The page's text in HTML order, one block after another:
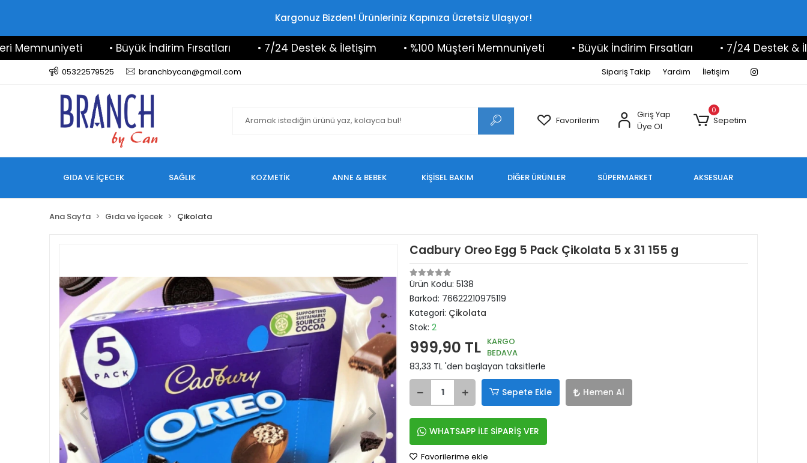
Kargonuz Bizden! Ürünleriniz Kapınıza Ücretsiz Ulaşıyor!
• Büyük İndirim Fırsatları • 7/24 Destek & İletişim • %100 Müşteri Memnuniyeti • Büyük İndirim Fırsatları • 7/24 Destek & İletişim
05322579525 branchbycan@gmail.com Sipariş Takip Yardım İletişim
Favorilerim
Giriş Yap
Üye Ol
0
Sepetim
GIDA VE İÇECEK SAĞLIK KOZMETİK ANNE & BEBEK KİŞİSEL BAKIM DİĞER ÜRÜNLER SÜPERMARKET AKSESUAR
Ana Sayfa Gıda ve İçecek Çikolata
Cadbury Oreo Egg 5 Pack Çikolata 5 x 31 155 g
Ürün Kodu: 5138
Barkod: 76622210975119
Kategori: Çikolata
Stok: 2
999,90 TL KARGO
BEDAVA
83,33 TL 'den başlayan taksitlerle
Sepete Ekle Hemen Al
WHATSAPP İLE SİPARİŞ VER
Favorilerime ekle